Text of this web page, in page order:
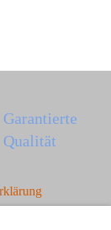
Garantierte
Qualität